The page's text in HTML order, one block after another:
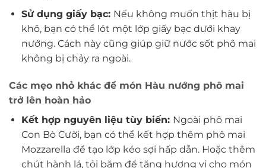
Sử dụng giấy bạc: Nếu không muốn thịt hàu bị
khô, bạn có thể lót một lớp giấy bạc dưới khay
nướng. Cách này cũng giúp giữ nước sốt phô mai
không bị chảy ra ngoài.
Các mẹo nhỏ khác để món Hàu nướng phô mai
trở lên hoàn hảo
Kết hợp nguyên liệu tùy biến: Ngoài phô mai
Con Bò Cười, bạn có thể kết hợp thêm phô mai
Mozzarella để tạo lớp kéo sợi hấp dẫn. Hoặc thêm
chút hành lá, tỏi băm để tăng hương vị cho món